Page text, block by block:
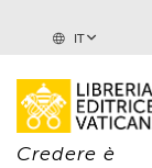
IT
Credere è